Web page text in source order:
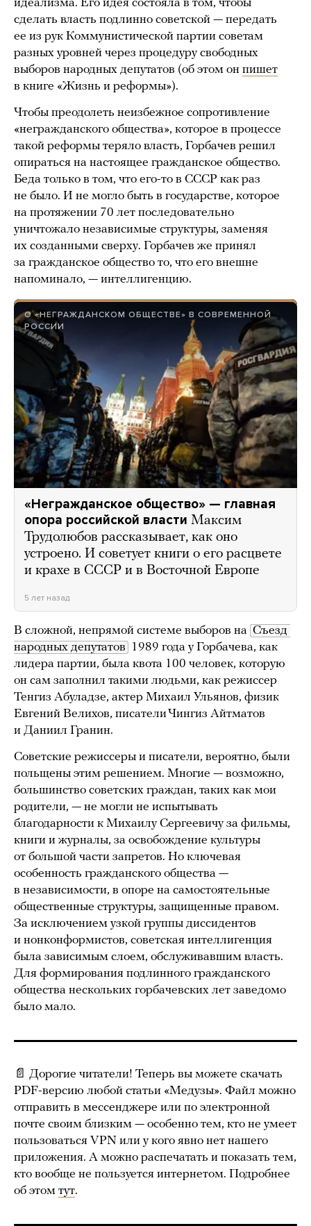
идеализма. Его идея состояла в том, чтобы
сделать власть подлинно советской — передать
ее из рук Коммунистической партии советам
разных уровней через процедуру свободных
выборов народных депутатов (об этом он пишет
в книге «Жизнь и реформы»).
Чтобы преодолеть неизбежное сопротивление
«негражданского общества», которое в процессе
такой реформы теряло власть, Горбачев решил
опираться на настоящее гражданское общество.
Беда только в том, что его-то в СССР как раз
не было. И не могло быть в государстве, которое
на протяжении 70 лет последовательно
уничтожало независимые структуры, заменяя
их созданными сверху. Горбачев же принял
за гражданское общество то, что его внешне
напоминало, — интеллигенцию.
О «НЕГРАЖДАНСКОМ ОБЩЕСТВЕ» В СОВРЕМЕННОЙ
РОССИИ
«Негражданское общество» — главная
опора российской власти Максим
Трудолюбов рассказывает, как оно
устроено. И советует книги о его расцвете
и крахе в СССР и в Восточной Европе
5 лет назад
В сложной, непрямой системе выборов на Съезд
народных депутатов 1989 года у Горбачева, как
лидера партии, была квота 100 человек, которую
он сам заполнил такими людьми, как режиссер
Тенгиз Абуладзе, актер Михаил Ульянов, физик
Евгений Велихов, писатели Чингиз Айтматов
и Даниил Гранин.
Советские режиссеры и писатели, вероятно, были
польщены этим решением. Многие — возможно,
большинство советских граждан, таких как мои
родители, — не могли не испытывать
благодарности к Михаилу Сергеевичу за фильмы,
книги и журналы, за освобождение культуры
от большой части запретов. Но ключевая
особенность гражданского общества —
в независимости, в опоре на самостоятельные
общественные структуры, защищенные правом.
За исключением узкой группы диссидентов
и нонконформистов, советская интеллигенция
была зависимым слоем, обслуживавшим власть.
Для формирования подлинного гражданского
общества нескольких горбачевских лет заведомо
было мало.
📄 Дорогие читатели! Теперь вы можете скачать
PDF-версию любой статьи «Медузы». Файл можно
отправить в мессенджере или по электронной
почте своим близким — особенно тем, кто не умеет
пользоваться VPN или у кого явно нет нашего
приложения. А можно распечатать и показать тем,
кто вообще не пользуется интернетом. Подробнее
об этом тут.